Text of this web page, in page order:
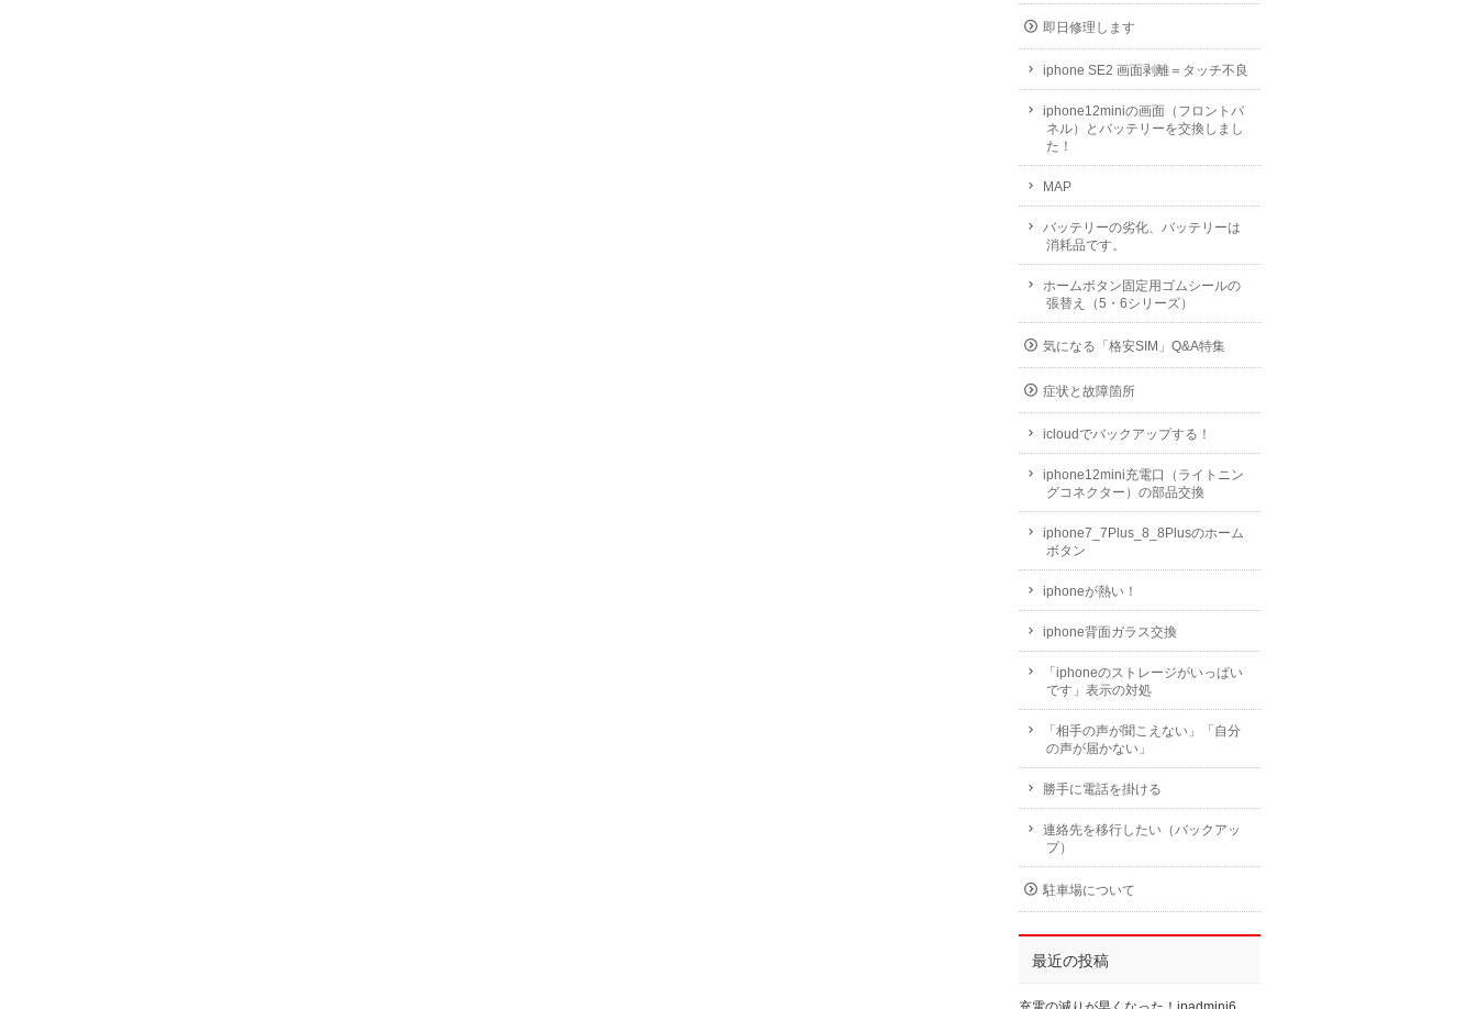
即日修理します
iphone SE2 画面剥離＝タッチ不良
iphone12miniの画面（フロントパ
ネル）とバッテリーを交換しまし
た！
MAP
バッテリーの劣化、バッテリーは
消耗品です。
ホームボタン固定用ゴムシールの
張替え（5・6シリーズ）
気になる「格安SIM」Q&A特集
症状と故障箇所
icloudでバックアップする！
iphone12mini充電口（ライトニン
グコネクター）の部品交換
iphone7_7Plus_8_8Plusのホーム
ボタン
iphoneが熱い！
iphone背面ガラス交換
「iphoneのストレージがいっぱい
です」表示の対処
「相手の声が聞こえない」「自分
の声が届かない」
勝手に電話を掛ける
連絡先を移行したい（バックアッ
プ）
駐車場について
最近の投稿